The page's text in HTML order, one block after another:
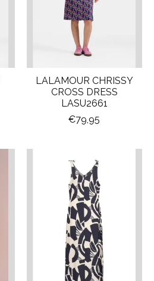
LALAMOUR CHRISSY
CROSS DRESS
LASU2661
€79,95